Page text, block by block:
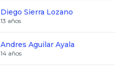
Diego Sierra Lozano
13 años
Andres Aguilar Ayala
14 años